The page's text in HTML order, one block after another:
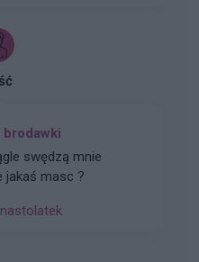
brodawki
swędzą mnie
jakaś masc ?